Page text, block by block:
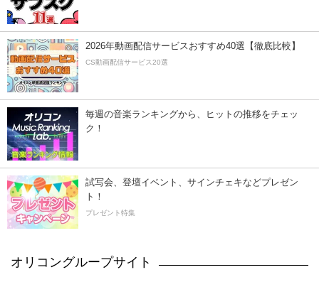
2026年動画配信サービスおすすめ40選【徹底比較】
CS動画配信サービス20選
毎週の音楽ランキングから、ヒットの推移をチェッ
ク！
試写会、登壇イベント、サインチェキなどプレゼン
ト！
プレゼント特集
オリコングループサイト